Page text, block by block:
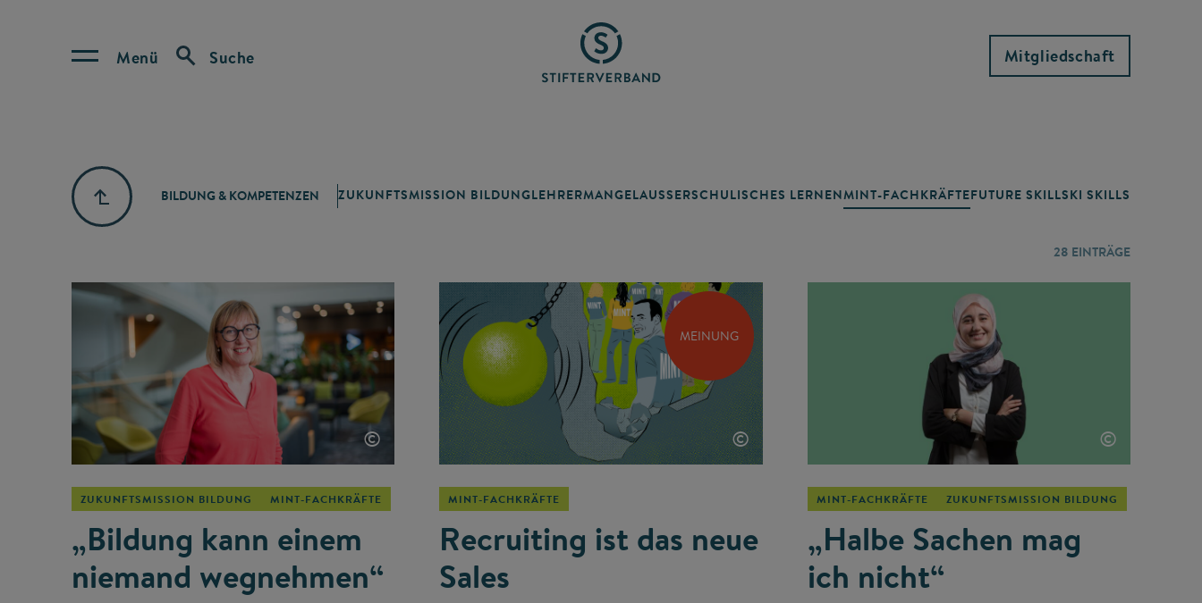
Menü Suche Mitgliedschaft
BILDUNG & KOMPETENZEN ZUKUNFTSMISSION BILDUNGLEHRERMANGELAUSSERSCHULISCHES LERNEN MINT-FACHKRÄFTEFUTURE SKILLSKI SKILLS
28 EINTRÄGE
©
ZUKUNFTSMISSION BILDUNG MINT-FACHKRÄFTE
„Bildung kann einem
niemand wegnehmen“
MEINUNG
©
MINT-FACHKRÄFTE
Recruiting ist das neue
Sales
©
MINT-FACHKRÄFTE ZUKUNFTSMISSION BILDUNG
„Halbe Sachen mag
ich nicht“